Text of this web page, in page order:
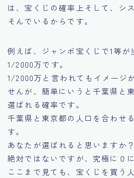
は、宝くじの確率上そして、シ
そんでいるからです。
例えば、ジャンボ宝くじで1等が
1/2000万です。
1/2000万と言われてもイメージ
せんが、簡単にいうと千葉県と
選ばれる確率です。
千葉県と東京都の人口を合わせ
す。
あなたが選ばれると思いますか？
絶対ではないですが、究極に０
ここまで見ても、宝くじを買う